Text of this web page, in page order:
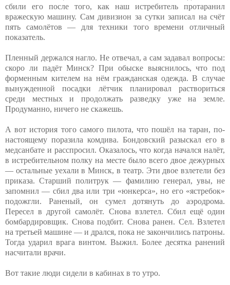
сбили его после того, как наш истребитель протаранил
вражескую машину. Сам дивизион за сутки записал на счёт
пять самолётов — для техники того времени отличный
показатель.
Пленный держался нагло. Не отвечал, а сам задавал вопросы:
скоро ли падёт Минск? При обыске выяснилось, что под
форменным кителем на нём гражданская одежда. В случае
вынужденной посадки лётчик планировал раствориться
среди местных и продолжать разведку уже на земле.
Продуманно, ничего не скажешь.
А вот история того самого пилота, что пошёл на таран, по-
настоящему поразила комдива. Бондовский разыскал его в
медсанбате и расспросил. Оказалось, что когда начался налёт,
в истребительном полку на месте было всего двое дежурных
— остальные уехали в Минск, в театр. Эти двое взлетели без
приказа. Старший политрук — фамилию генерал, увы, не
запомнил — сбил два или три «юнкерса», но его «ястребок»
подожгли. Раненый, он сумел дотянуть до аэродрома.
Пересел в другой самолёт. Снова взлетел. Сбил ещё один
бомбардировщик. Снова подбит. Снова ранен. Сел. Взлетел
на третьей машине — и дрался, пока не закончились патроны.
Тогда ударил врага винтом. Выжил. Более десятка ранений
насчитали врачи.
Вот такие люди сидели в кабинах в то утро.